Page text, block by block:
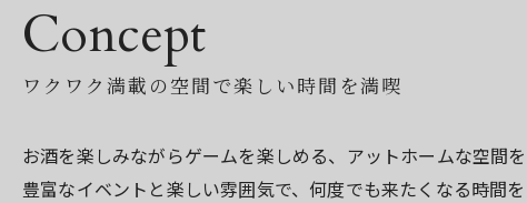
ワクワク満載の空間で楽しい時間を満喫
Concept
お酒を楽しみながらゲームを楽しめる、アットホームな空間を
豊富なイベントと楽しい雰囲気で、何度でも来たくなる時間を